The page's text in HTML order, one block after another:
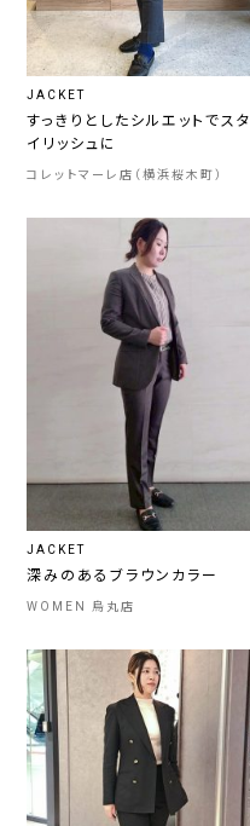
JACKET
すっきりとしたシルエットでスタ
イリッシュに
コレットマーレ店（横浜桜木町）
JACKET
深みのあるブラウンカラー
WOMEN 烏丸店